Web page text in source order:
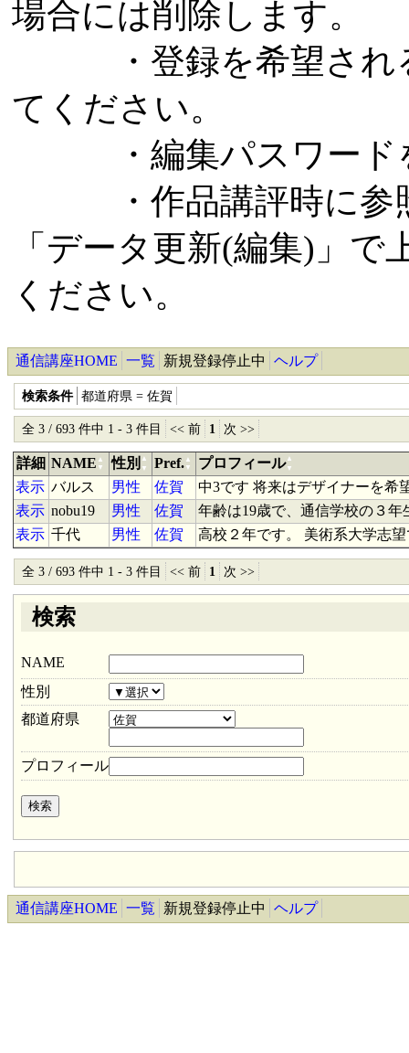
場合には削除します。
・登録を希望される
てください。
・編集パスワード
・作品講評時に参照
「データ更新(編集)」
ください。
通信講座HOME 一覧 新規登録停止中 ヘルプ
検索条件 都道府県 = 佐賀
全 3 / 693 件中 1 - 3 件目 << 前 1 次 >>
詳細 NAME ▲
▼
性別 ▲
▼
Pref. ▲
▼
プロフィール▲
▼
表示 バルス 男性 佐賀
中3です 将来はデザイナーを希
表示 nobu19 男性 佐賀
年齢は19歳で、通信学校の３
表示 千代 男性 佐賀 高校２年です。 美術系大学志
全 3 / 693 件中 1 - 3 件目 << 前 1 次 >>
検索
NAME
性別
都道府県
プロフィール
通信講座HOME 一覧 新規登録停止中 ヘルプ